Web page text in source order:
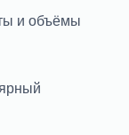
и объёмы